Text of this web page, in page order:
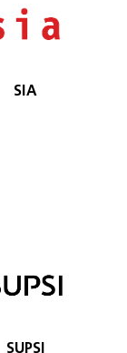
SIA
SUPSI